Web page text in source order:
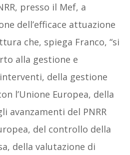
presso il Mef, a
dell’efficace attuazione
che, spiega Franco, “si
alla gestione e
della gestione
l’Unione Europea, della
avanzamenti del PNRR
del controllo della
della valutazione di